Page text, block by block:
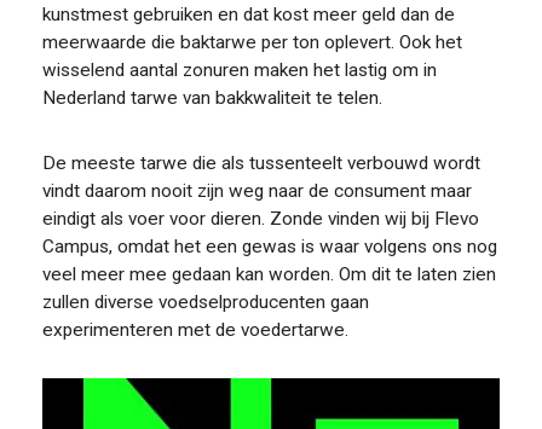
kunstmest gebruiken en dat kost meer geld dan de
meerwaarde die baktarwe per ton oplevert. Ook het
wisselend aantal zonuren maken het lastig om in
Nederland tarwe van bakkwaliteit te telen.
De meeste tarwe die als tussenteelt verbouwd wordt
vindt daarom nooit zijn weg naar de consument maar
eindigt als voer voor dieren. Zonde vinden wij bij Flevo
Campus, omdat het een gewas is waar volgens ons nog
veel meer mee gedaan kan worden. Om dit te laten zien
zullen diverse voedselproducenten gaan
experimenteren met de voedertarwe.